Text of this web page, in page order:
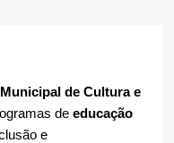
de Cultura e
de educação
e